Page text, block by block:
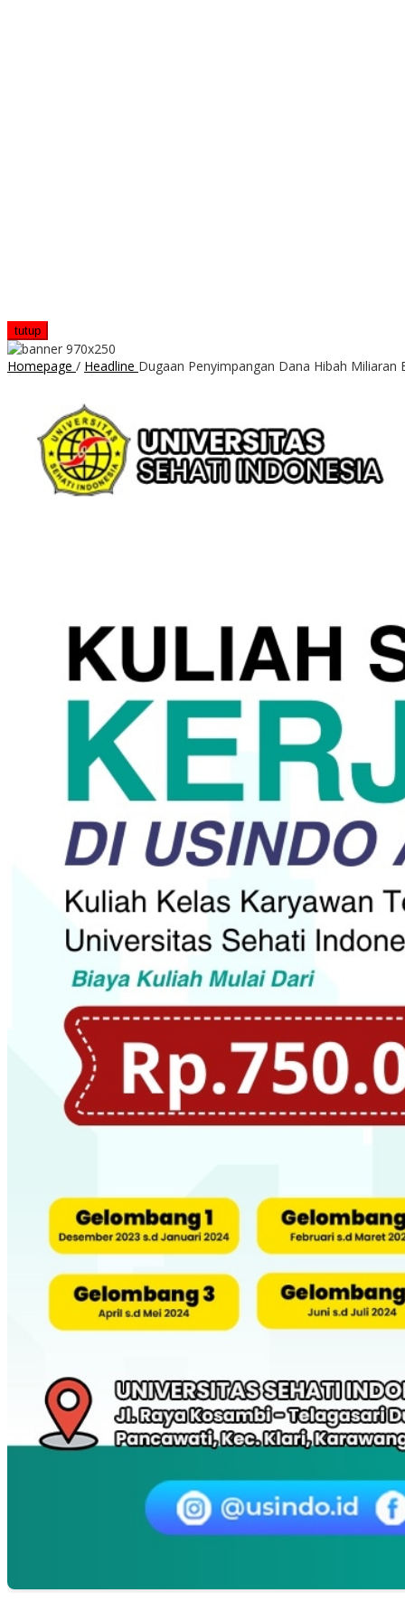
tutup
Homepage / Headline Dugaan Penyimpangan Dana Hibah Miliaran